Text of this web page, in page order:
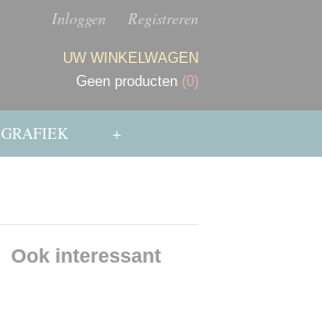
Inloggen Registreren
UW WINKELWAGEN
Geen producten (0)
GRAFIEK +
Ook interessant